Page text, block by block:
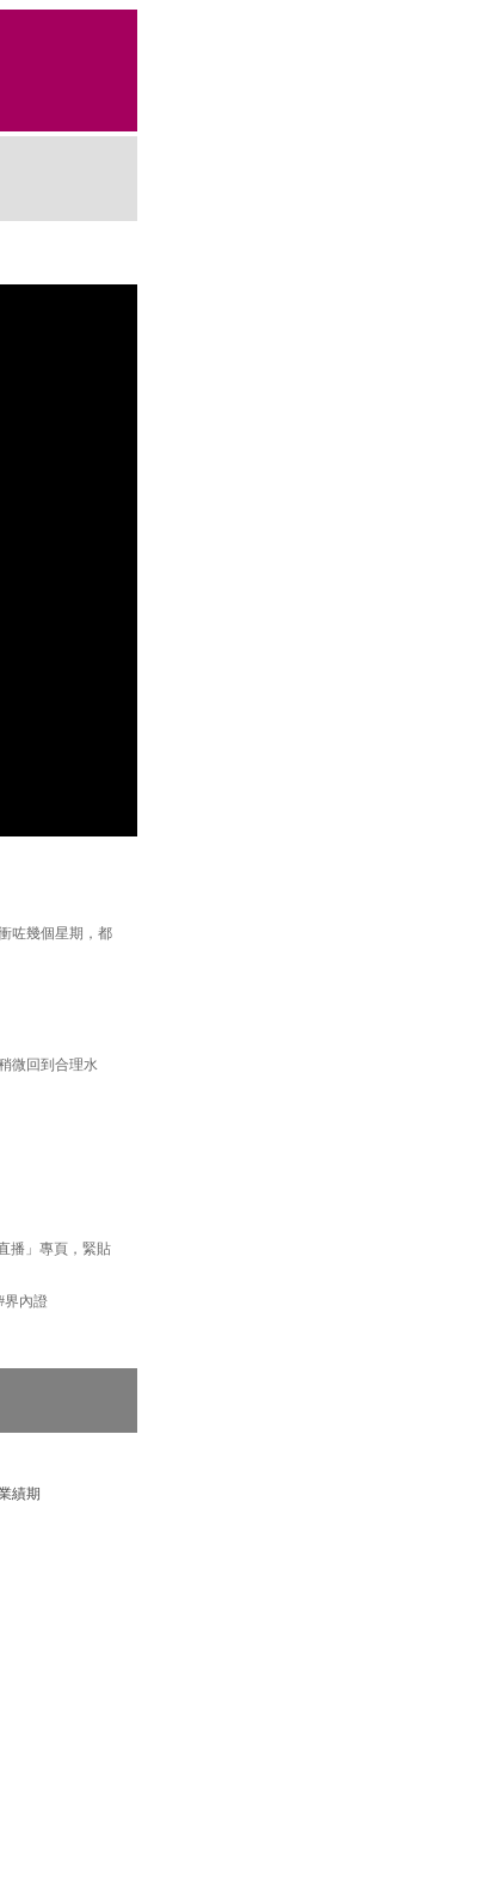
咗幾個星期，都
微回到合理水
播」專頁，緊貼
界內證
績期